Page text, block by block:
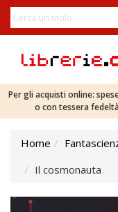
Per gli acquisti online:
o con tessera
Home
Il cosmonauta